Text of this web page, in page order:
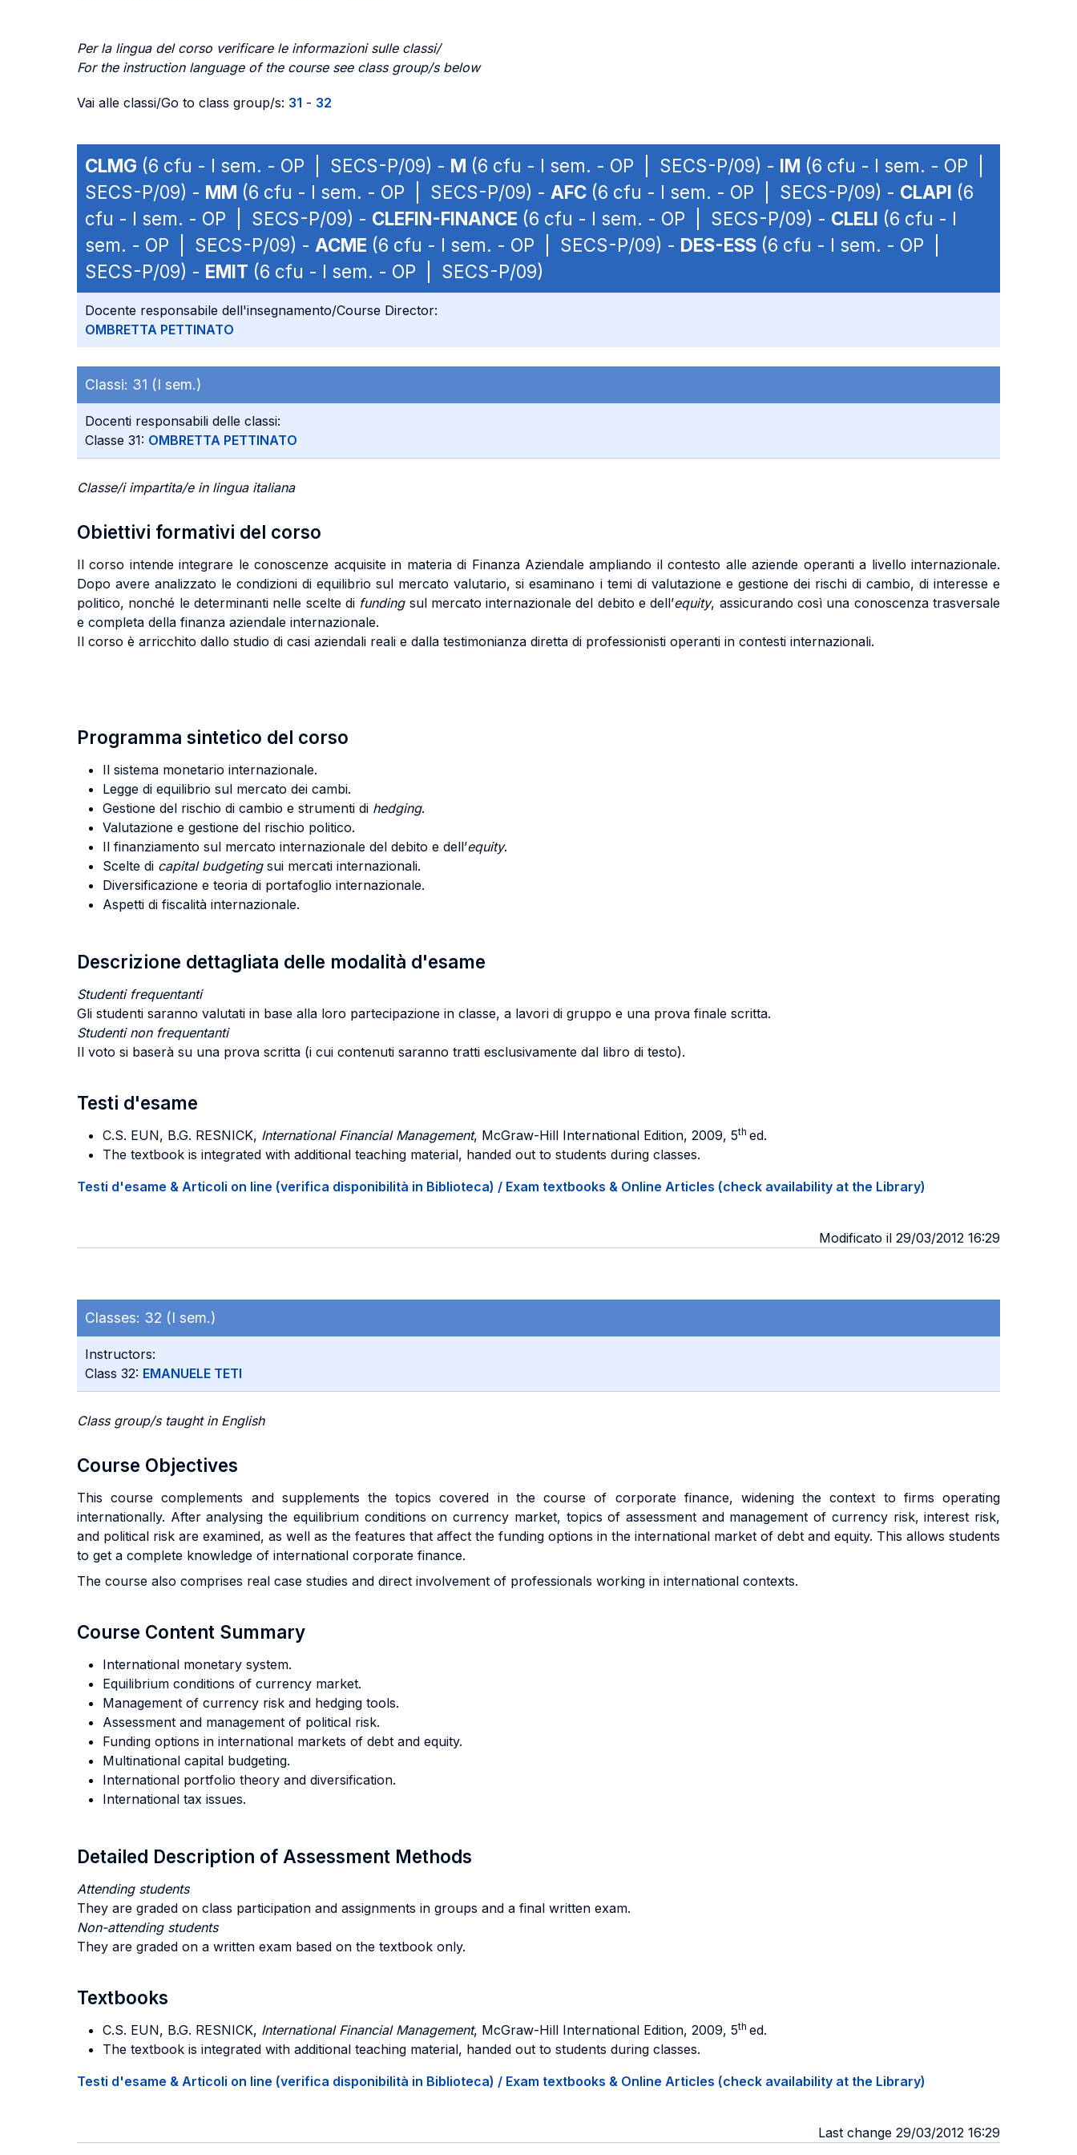
Per la lingua del corso verificare le informazioni sulle classi/
For the instruction language of the course see class group/s below
Vai alle classi/Go to class group/s: 31 - 32
CLMG (6 cfu - I sem. - OP | SECS-P/09) - M (6 cfu - I sem. - OP | SECS-P/09) - IM (6 cfu - I sem. - OP |
SECS-P/09) - MM (6 cfu - I sem. - OP | SECS-P/09) - AFC (6 cfu - I sem. - OP | SECS-P/09) - CLAPI (6
cfu - I sem. - OP | SECS-P/09) - CLEFIN-FINANCE (6 cfu - I sem. - OP | SECS-P/09) - CLELI (6 cfu - I
sem. - OP | SECS-P/09) - ACME (6 cfu - I sem. - OP | SECS-P/09) - DES-ESS (6 cfu - I sem. - OP |
SECS-P/09) - EMIT (6 cfu - I sem. - OP | SECS-P/09)
Docente responsabile dell'insegnamento/Course Director:
OMBRETTA PETTINATO
Classi: 31 (I sem.)
Docenti responsabili delle classi:
Classe 31: OMBRETTA PETTINATO
Classe/i impartita/e in lingua italiana
Obiettivi formativi del corso
Il corso intende integrare le conoscenze acquisite in materia di Finanza Aziendale ampliando il contesto alle aziende operanti a livello internazionale.
Dopo avere analizzato le condizioni di equilibrio sul mercato valutario, si esaminano i temi di valutazione e gestione dei rischi di cambio, di interesse e
politico, nonché le determinanti nelle scelte di funding sul mercato internazionale del debito e dell’equity, assicurando così una conoscenza trasversale
e completa della finanza aziendale internazionale.
Il corso è arricchito dallo studio di casi aziendali reali e dalla testimonianza diretta di professionisti operanti in contesti internazionali.
Programma sintetico del corso
Il sistema monetario internazionale.
Legge di equilibrio sul mercato dei cambi.
Gestione del rischio di cambio e strumenti di hedging.
Valutazione e gestione del rischio politico.
Il finanziamento sul mercato internazionale del debito e dell’equity.
Scelte di capital budgeting sui mercati internazionali.
Diversificazione e teoria di portafoglio internazionale.
Aspetti di fiscalità internazionale.
Descrizione dettagliata delle modalità d'esame
Studenti frequentanti
Gli studenti saranno valutati in base alla loro partecipazione in classe, a lavori di gruppo e una prova finale scritta.
Studenti non frequentanti
Il voto si baserà su una prova scritta (i cui contenuti saranno tratti esclusivamente dal libro di testo).
Testi d'esame
C.S. EUN, B.G. RESNICK, International Financial Management, McGraw-Hill International Edition, 2009, 5th ed.
The textbook is integrated with additional teaching material, handed out to students during classes.
Testi d'esame & Articoli on line (verifica disponibilità in Biblioteca) / Exam textbooks & Online Articles (check availability at the Library)
Modificato il 29/03/2012 16:29
Classes: 32 (I sem.)
Instructors:
Class 32: EMANUELE TETI
Class group/s taught in English
Course Objectives
This course complements and supplements the topics covered in the course of corporate finance, widening the context to firms operating
internationally. After analysing the equilibrium conditions on currency market, topics of assessment and management of currency risk, interest risk,
and political risk are examined, as well as the features that affect the funding options in the international market of debt and equity. This allows students
to get a complete knowledge of international corporate finance.
The course also comprises real case studies and direct involvement of professionals working in international contexts.
Course Content Summary
International monetary system.
Equilibrium conditions of currency market.
Management of currency risk and hedging tools.
Assessment and management of political risk.
Funding options in international markets of debt and equity.
Multinational capital budgeting.
International portfolio theory and diversification.
International tax issues.
Detailed Description of Assessment Methods
Attending students
They are graded on class participation and assignments in groups and a final written exam.
Non-attending students
They are graded on a written exam based on the textbook only.
Textbooks
C.S. EUN, B.G. RESNICK, International Financial Management, McGraw-Hill International Edition, 2009, 5th ed.
The textbook is integrated with additional teaching material, handed out to students during classes.
Testi d'esame & Articoli on line (verifica disponibilità in Biblioteca) / Exam textbooks & Online Articles (check availability at the Library)
Last change 29/03/2012 16:29